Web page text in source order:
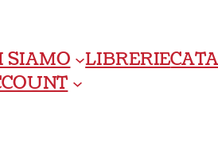
SIAMO LIBRERIE